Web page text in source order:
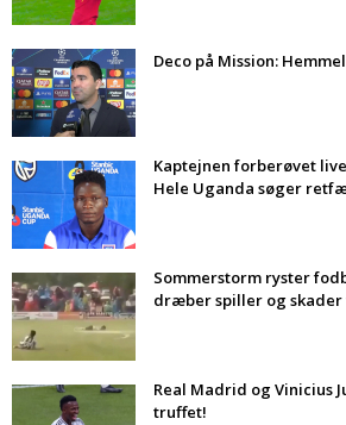
Deco på Mission:
Kaptejnen forberøvet
Hele Uganda søger
Sommerstorm ryster
dræber spiller og skader
Real Madrid og Vinicius
truffet!